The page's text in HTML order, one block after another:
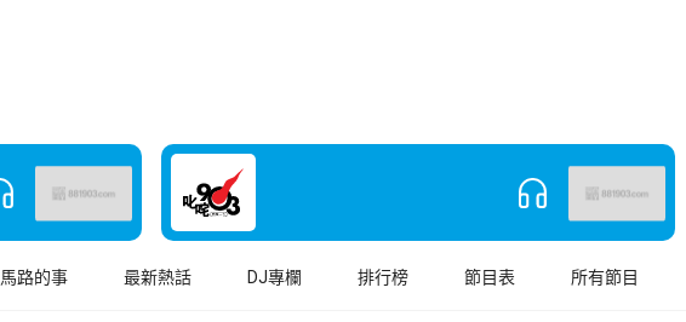
馬路的事 最新熱話 DJ專欄 排行榜 節目表 所有節目